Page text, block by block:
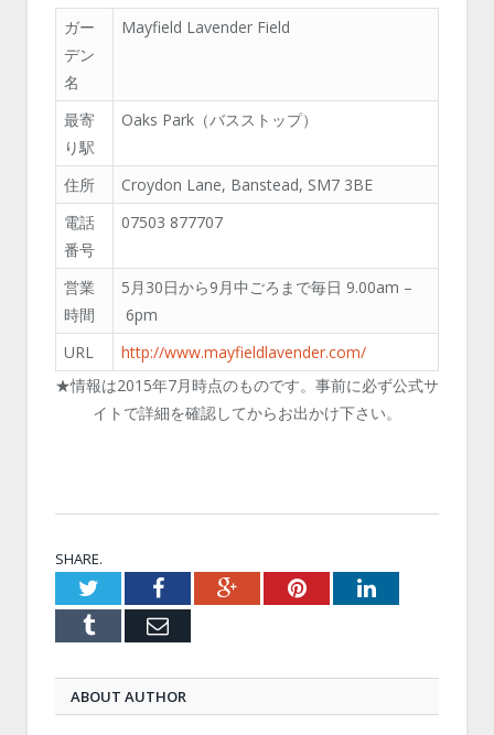
ガー
デン
名
Mayfield Lavender Field
最寄
り駅
Oaks Park（バスストップ）
住所
Croydon Lane, Banstead, SM7 3BE
電話
番号
07503 877707
営業
時間
5月30日から9月中ごろまで毎日 9.00am –
6pm
URL
http://www.mayfieldlavender.com/
★情報は2015年7月時点のものです。事前に必ず公式サ
イトで詳細を確認してからお出かけ下さい。
SHARE.
TwitterFacebookGoogle+PinterestLinkedIn
Tumblr Email
ABOUT AUTHOR